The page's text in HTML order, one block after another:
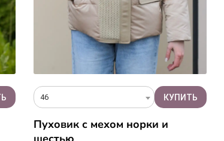
46
Пуховик с мехом норки и